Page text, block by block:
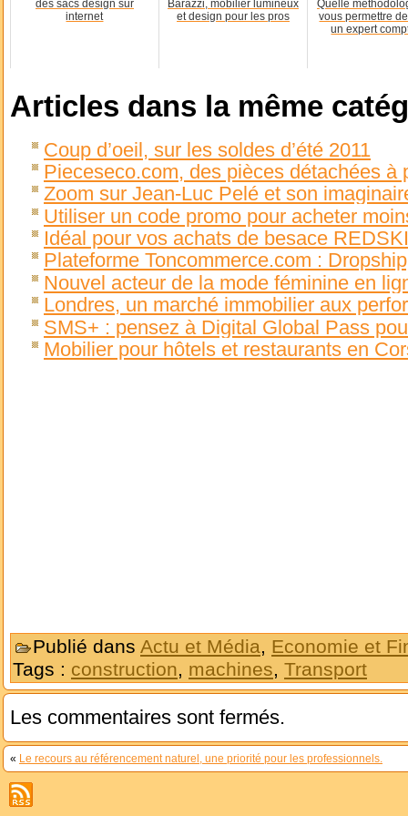
des sacs design sur
internet
Barazzi, mobilier lumineux
et design pour les pros
Quelle
vous permettre
un expert
Articles dans la même
Coup d’oeil, sur les soldes d’été 2011
Pieceseco.com, des pièces détachées à
Zoom sur Jean-Luc Pelé et son
Utiliser un code promo pour acheter
Idéal pour vos achats de besace
Plateforme Toncommerce.com :
Nouvel acteur de la mode féminine en
Londres, un marché immobilier aux
SMS+ : pensez à Digital Global Pass
Mobilier pour hôtels et restaurants en
Publié dans Actu et Média, Economie et
Tags : construction, machines, Transport
Les commentaires sont fermés.
« Le recours au référencement naturel, une priorité pour les professionnels.